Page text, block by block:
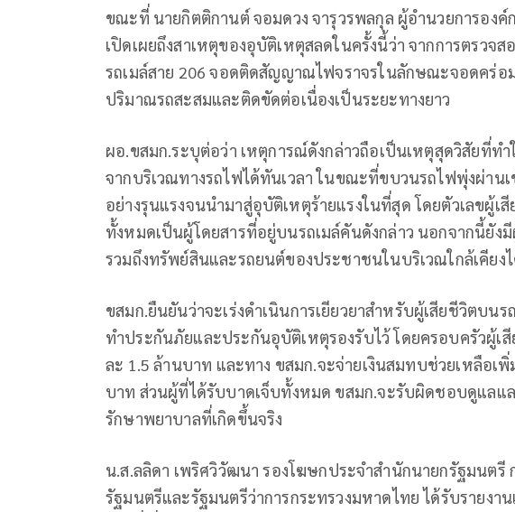
ขณะที่ นายกิตติกานต์ จอมดวง จารุวรพลกุล ผู้อำนวยการองค์
เปิดเผยถึงสาเหตุของอุบัติเหตุสลดในครั้งนี้ว่า จากการตรวจ
รถเมล์สาย 206 จอดติดสัญญาณไฟจราจรในลักษณะจอดคร่อ
ปริมาณรถสะสมและติดขัดต่อเนื่องเป็นระยะทางยาว
ผอ.ขสมก.ระบุต่อว่า เหตุการณ์ดังกล่าวถือเป็นเหตุสุดวิสัยที่ทำ
จากบริเวณทางรถไฟได้ทันเวลา ในขณะที่ขบวนรถไฟพุ่งผ่าน
อย่างรุนแรงจนนำมาสู่อุบัติเหตุร้ายแรงในที่สุด โดยตัวเลขผู้เ
ทั้งหมดเป็นผู้โดยสารที่อยู่บนรถเมล์คันดังกล่าว นอกจากนี้ยัง
รวมถึงทรัพย์สินและรถยนต์ของประชาชนในบริเวณใกล้เคียง
ขสมก.ยืนยันว่าจะเร่งดำเนินการเยียวยาสำหรับผู้เสียชีวิตบนร
ทำประกันภัยและประกันอุบัติเหตุรองรับไว้ โดยครอบครัวผู้เสี
ละ 1.5 ล้านบาท และทาง ขสมก.จะจ่ายเงินสมทบช่วยเหลือเ
บาท ส่วนผู้ที่ได้รับบาดเจ็บทั้งหมด ขสมก.จะรับผิดชอบดูแลแ
รักษาพยาบาลที่เกิดขึ้นจริง
น.ส.ลลิดา เพริศวิวัฒนา รองโฆษกประจำสำนักนายกรัฐมนต
รัฐมนตรีและรัฐมนตรีว่าการกระทรวงมหาดไทย ได้รับรายงา